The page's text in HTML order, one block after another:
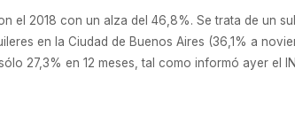
el 2018 con un alza del 46,8%. Se trata de un
en la Ciudad de Buenos Aires (36,1% a
27,3% en 12 meses, tal como informó ayer el